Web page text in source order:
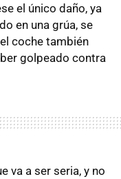
el único daño, ya
en una grúa, se
coche también
golpeado contra
va a ser seria, y no